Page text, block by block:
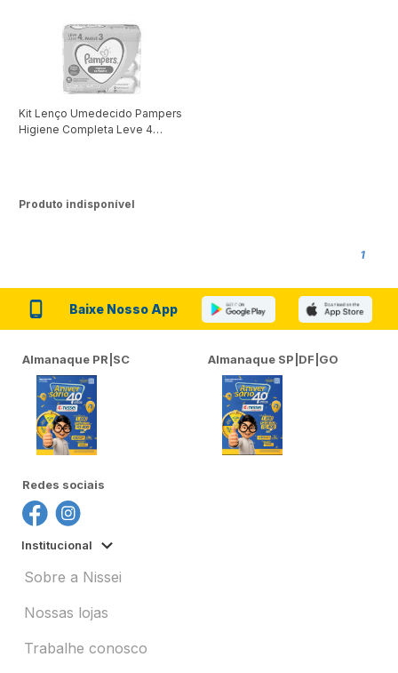
Kit Lenço Umedecido Pampers
Higiene Completa Leve 4
Produto indisponível
1
Baixe Nosso App
Almanaque PR|SC Almanaque SP|DF|GO
Redes sociais
Institucional
Sobre a Nissei
Nossas lojas
Trabalhe conosco